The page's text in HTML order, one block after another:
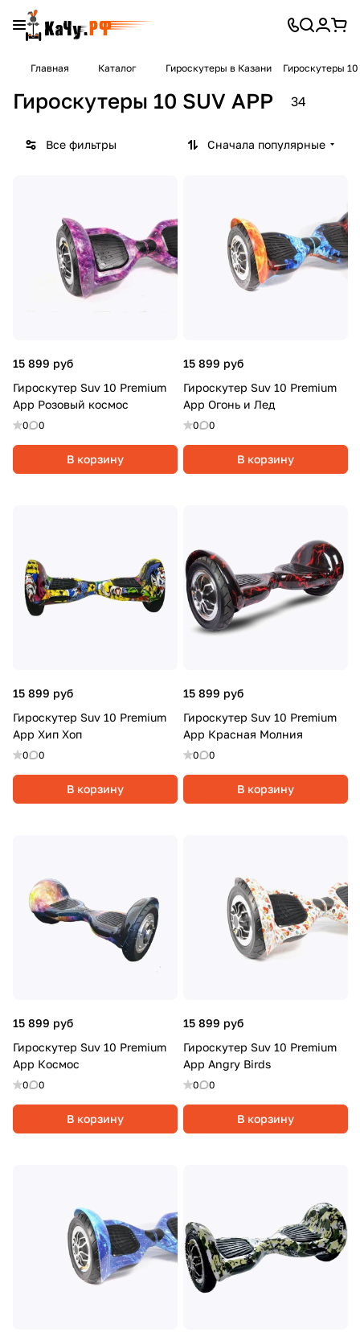
Главная Каталог Гироскутеры в Казани Гироскутеры 10
Гироскутеры 10 SUV APP 34
Все фильтры Сначала популярные
15 899 руб
Гироскутер Suv 10 Premium
App Розовый космос
0 0
В корзину
15 899 руб
Гироскутер Suv 10 Premium
App Огонь и Лед
0 0
В корзину
15 899 руб
Гироскутер Suv 10 Premium
App Хип Хоп
0 0
В корзину
15 899 руб
Гироскутер Suv 10 Premium
App Красная Молния
0 0
В корзину
15 899 руб
Гироскутер Suv 10 Premium
App Космос
0 0
В корзину
15 899 руб
Гироскутер Suv 10 Premium
App Angry Birds
0 0
В корзину